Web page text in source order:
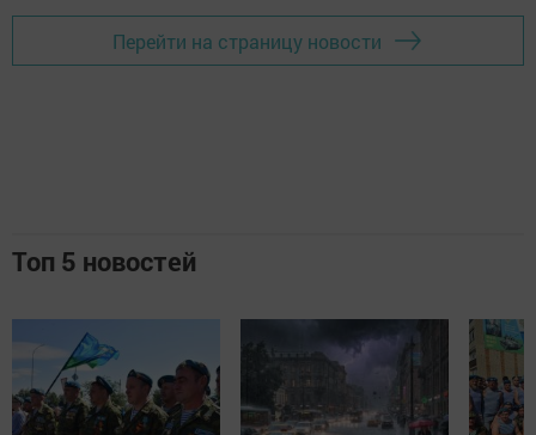
Перейти на страницу новости
Топ 5 новостей